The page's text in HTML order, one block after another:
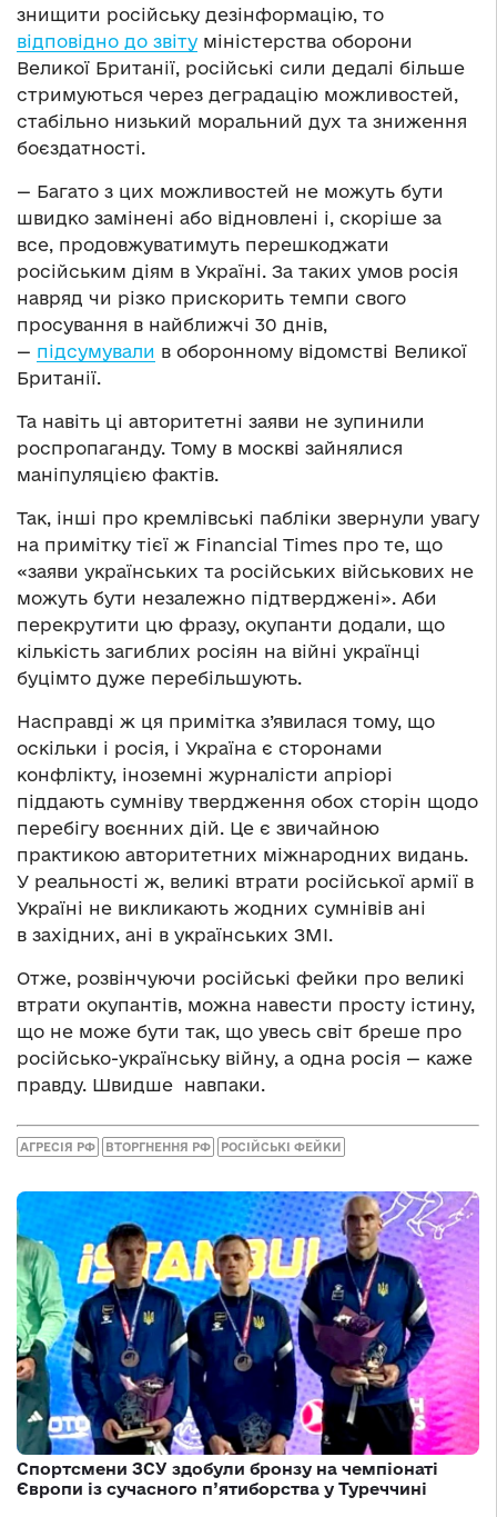
знищити російську дезінформацію, то
відповідно до звіту міністерства оборони
Великої Британії, російські сили дедалі більше
стримуються через деградацію можливостей,
стабільно низький моральний дух та зниження
боєздатності.
— Багато з цих можливостей не можуть бути
швидко замінені або відновлені і, скоріше за
все, продовжуватимуть перешкоджати
російським діям в Україні. За таких умов росія
навряд чи різко прискорить темпи свого
просування в найближчі 30 днів,
— підсумували в оборонному відомстві Великої
Британії.
Та навіть ці авторитетні заяви не зупинили
роспропаганду. Тому в москві зайнялися
маніпуляцією фактів.
Так, інші про кремлівські пабліки звернули увагу
на примітку тієї ж Financial Times про те, що
«заяви українських та російських військових не
можуть бути незалежно підтверджені». Аби
перекрутити цю фразу, окупанти додали, що
кількість загиблих росіян на війні українці
буцімто дуже перебільшують.
Насправді ж ця примітка з’явилася тому, що
оскільки і росія, і Україна є сторонами
конфлікту, іноземні журналісти апріорі
піддають сумніву твердження обох сторін щодо
перебігу воєнних дій. Це є звичайною
практикою авторитетних міжнародних видань.
У реальності ж, великі втрати російської армії в
Україні не викликають жодних сумнівів ані
в західних, ані в українських ЗМІ.
Отже, розвінчуючи російські фейки про великі
втрати окупантів, можна навести просту істину,
що не може бути так, що увесь світ бреше про
російсько-українську війну, а одна росія — каже
правду. Швидше навпаки.
АГРЕСІЯ РФ ВТОРГНЕННЯ РФ РОСІЙСЬКІ ФЕЙКИ
Спортсмени ЗСУ здобули бронзу на чемпіонаті
Європи із сучасного п’ятиборства у Туреччині